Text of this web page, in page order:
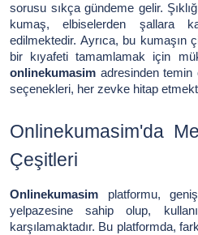
sorusu sıkça gündeme gelir.
kumaş, elbiselerden şallara
edilmektedir. Ayrıca, bu kumaşın
bir kıyafeti tamamlamak için
onlinekumasim adresinden temin
seçenekleri, her zevke hitap
Onlinekumasim'da
Çeşitleri
Onlinekumasim platformu,
yelpazesine sahip olup,
karşılamaktadır. Bu platformda,